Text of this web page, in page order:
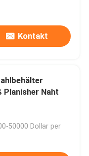
Kontakt
Planisher Naht
50000 Dollar per